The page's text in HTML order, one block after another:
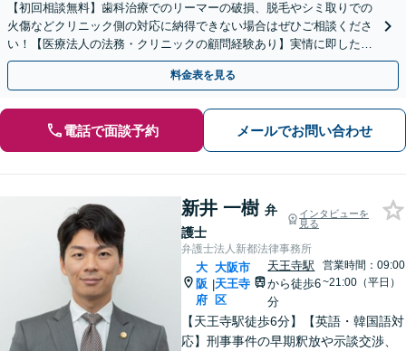
【初回相談無料】歯科治療でのリーマーの破損、脱毛やシミ取りでの
火傷などクリニック側の対応に納得できない場合はぜひご相談くださ
い！【医療法人の法務・クリニックの顧問経験あり】実情に即したア
ドバイスで、納得のできるトラブルの解決を目指します。
料金表を見る
電話で面談予約 メールでお問い合わせ
新井 一樹 弁
護士
インタビューを
見る
弁護士法人新都法律事務所
大
阪
府
|
大阪市
天王寺
区
天王寺駅
から徒歩6
分
営業時間：09:00
~21:00（平日）
【天王寺駅徒歩6分】【英語・韓国語対
応】刑事事件の早期釈放や示談交渉、